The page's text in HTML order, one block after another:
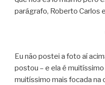
parágrafo, Roberto Carlos
Eu não postei a foto aí
postou – e ela é
muitíssimo mais focada na